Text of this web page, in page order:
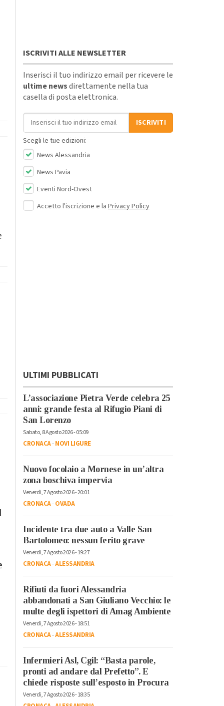
ISCRIVITI ALLE NEWSLETTER
Inserisci il tuo indirizzo email per ricevere le
ultime newsdirettamente nella tua
casella di posta elettronica.
Indirizzo email
ISCRIVITI
Scegli le tue edizioni:
News Alessandria
News Pavia
Eventi Nord-Ovest
Accetto l'iscrizione e la Privacy Policy
ULTIMI PUBBLICATI
L’associazione Pietra Verde celebra 25
anni: grande festa al Rifugio Piani di
San Lorenzo
Sabato, 8 Agosto 2026 - 05:09
CRONACA-NOVI LIGURE
Nuovo focolaio a Mornese in un’altra
zona boschiva impervia
Venerdì, 7 Agosto 2026 - 20:01
CRONACA-OVADA
Incidente tra due auto a Valle San
Bartolomeo: nessun ferito grave
Venerdì, 7 Agosto 2026 - 19:27
CRONACA-ALESSANDRIA
Rifiuti da fuori Alessandria
abbandonati a San Giuliano Vecchio: le
multe degli ispettori di Amag Ambiente
Venerdì, 7 Agosto 2026 - 18:51
CRONACA-ALESSANDRIA
Infermieri Asl, Cgil: “Basta parole,
pronti ad andare dal Prefetto”. E
chiede risposte sull’esposto in Procura
Venerdì, 7 Agosto 2026 - 18:35